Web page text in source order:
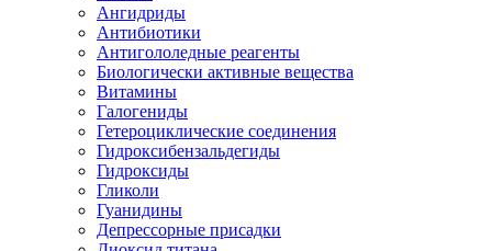
Ангидриды
Антибиотики
Антигололедные реагенты
Биологически активные вещества
Витамины
Галогениды
Гетероциклические соединения
Гидроксибензальдегиды
Гидроксиды
Гликоли
Гуанидины
Депрессорные присадки